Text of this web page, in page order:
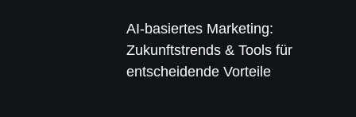
AI-basiertes Marketing:
Zukunftstrends & Tools für
entscheidende Vorteile